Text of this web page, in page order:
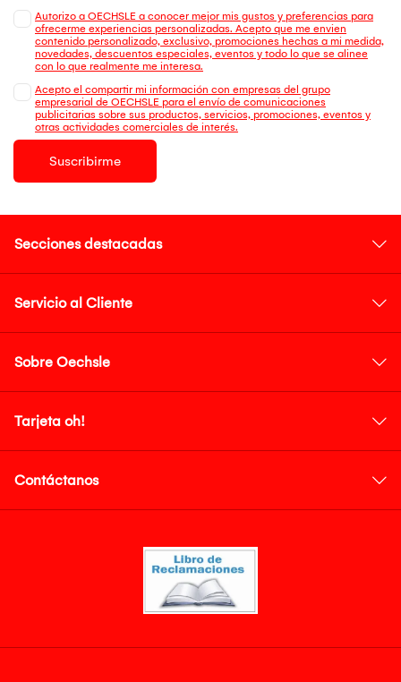
Autorizo a OECHSLE a conocer mejor mis gustos y preferencias para
ofrecerme experiencias personalizadas. Acepto que me envien
contenido personalizado, exclusivo, promociones hechas a mi medida,
novedades, descuentos especiales, eventos y todo lo que se alinee
con lo que realmente me interesa.
Acepto el compartir mi información con empresas del grupo
empresarial de OECHSLE para el envío de comunicaciones
publicitarias sobre sus productos, servicios, promociones, eventos y
otras actividades comerciales de interés.
Suscribirme
Secciones destacadas
Servicio al Cliente
Sobre Oechsle
Tarjeta oh!
Contáctanos